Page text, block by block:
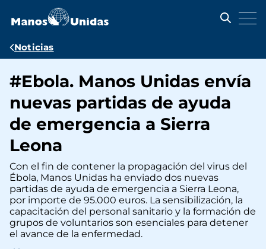
contenido
Ruta
navegación
Noticias
#Ebola. Manos Unidas envía
nuevas partidas de ayuda
de emergencia a Sierra
Leona
Con el fin de contener la propagación del virus del
Ébola, Manos Unidas ha enviado dos nuevas
partidas de ayuda de emergencia a Sierra Leona,
por importe de 95.000 euros. La sensibilización, la
capacitación del personal sanitario y la formación de
grupos de voluntarios son esenciales para detener
el avance de la enfermedad.